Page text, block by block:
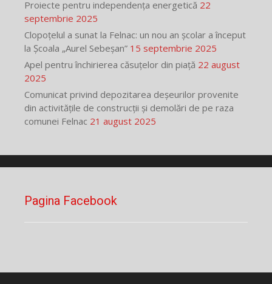
Proiecte pentru independența energetică 22
septembrie 2025
Clopoțelul a sunat la Felnac: un nou an școlar a început
la Școala „Aurel Sebeșan” 15 septembrie 2025
Apel pentru închirierea căsuțelor din piață 22 august
2025
Comunicat privind depozitarea deșeurilor provenite
din activitățile de construcții și demolări de pe raza
comunei Felnac 21 august 2025
Pagina Facebook